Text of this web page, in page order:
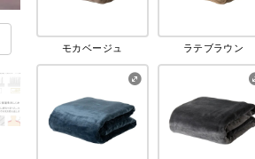
モカベージュ ラテブラウン